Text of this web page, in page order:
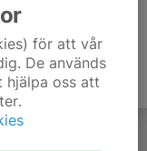
för att vår
De används
hjälpa oss att